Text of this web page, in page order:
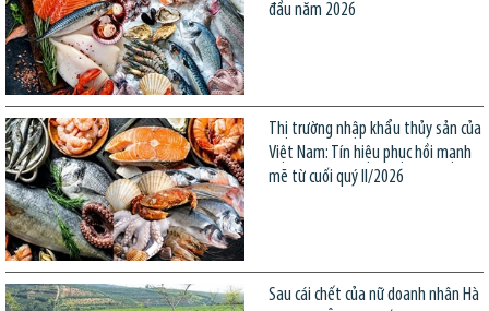
đầu năm 2026
Thị trường nhập khẩu thủy sản của
Việt Nam: Tín hiệu phục hồi mạnh
mẽ từ cuối quý II/2026
Sau cái chết của nữ doanh nhân Hà